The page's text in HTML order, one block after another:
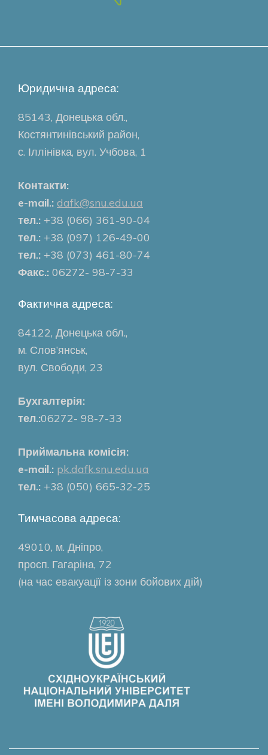
Юридична адреса:
85143, Донецька обл.,
Костянтинівський район,
с. Іллінівка, вул. Учбова, 1
Контакти:
e-mail.: dafk@snu.edu.ua
тел.: +38 (066) 361-90-04
тел.: +38 (097) 126-49-00
тел.: +38 (073) 461-80-74
Факс.: 06272- 98-7-33
Фактична адреса:
84122, Донецька обл.,
м. Слов’янськ,
вул. Свободи, 23
Бухгалтерія:
тел.:06272- 98-7-33
Приймальна комісія:
e-mail.: pk.dafk.snu.edu.ua
тел.: +38 (050) 665-32-25
Тимчасова адреса:
49010, м. Дніпро,
просп. Гагаріна, 72
(на час евакуації із зони бойових дій)